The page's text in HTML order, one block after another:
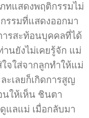
ทแสดงพฤติกรรมไม่
รรมที่แสดงออกมา
ารสะท้อนบุคคลที่ได้
นยังไม่เคยรู้จัก แม่
จใส่จากลูกทำให้แม่
เลยก็เกิดการสูญ
นให้เห็น ชินตา
แลแม่ เมื่อกลับมา